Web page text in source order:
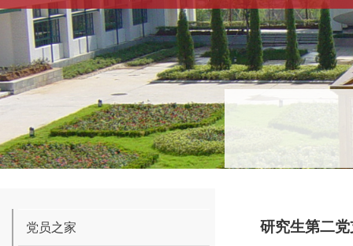
党员之家 研究生第二